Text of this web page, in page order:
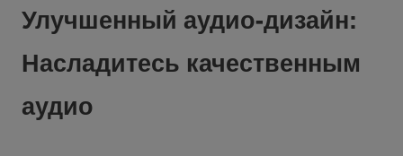
Улучшенный аудио-дизайн:
Насладитесь качественным
аудио